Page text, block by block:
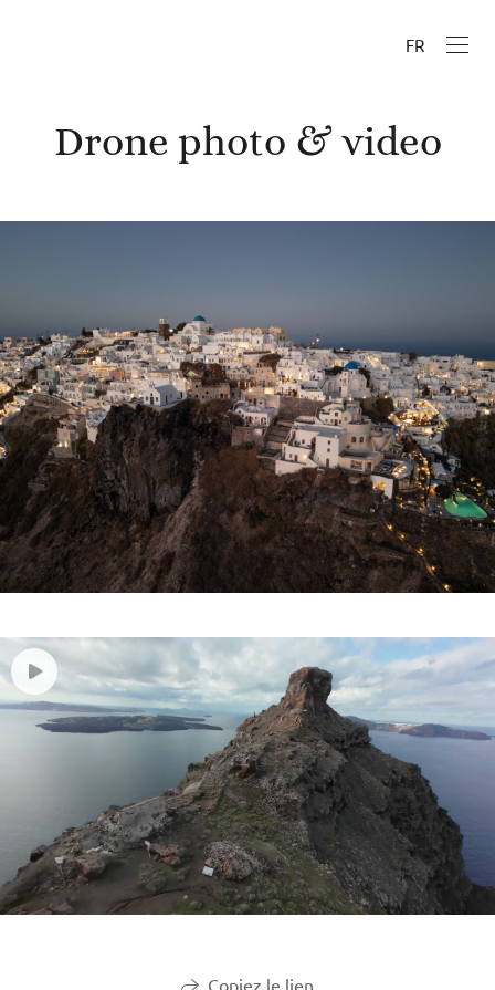
FR
Drone photo & video
Copiez le lien